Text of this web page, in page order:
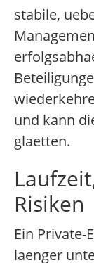
stabile,
und kann
glaetten.
Risiken
Ein Private-
laenger